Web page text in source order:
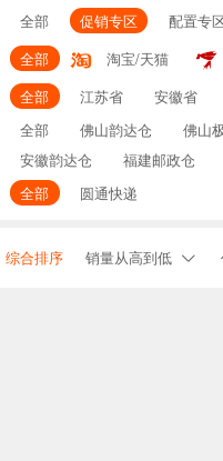
全部 促销专区 配置专
全部 淘宝/天猫
全部 江苏省 安徽省
全部 佛山韵达仓 佛山
安徽韵达仓
福建邮政仓
全部 圆通快递
综合排序 销量从高到低 